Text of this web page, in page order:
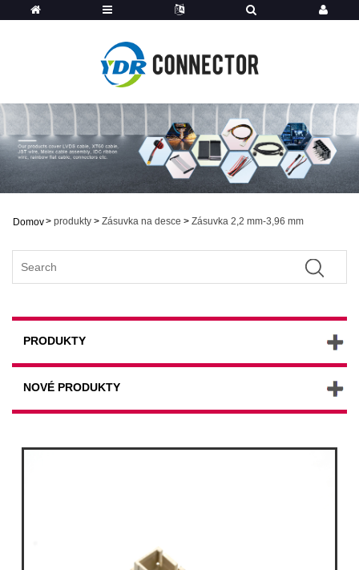
Domov> produkty > Zásuvka na desce > Zásuvka 2,2 mm-3,96 mm
PRODUKTY
NOVÉ PRODUKTY